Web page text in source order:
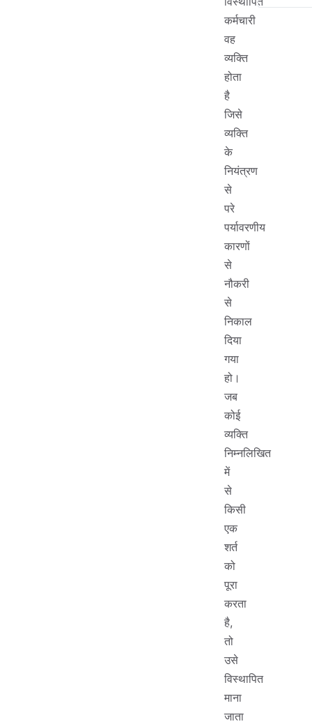
कर्मचारी
वह
व्यक्ति
होता
है
जिसे
व्यक्ति
के
नियंत्रण
से
परे
पर्यावरणीय
कारणों
से
नौकरी
से
निकाल
दिया
गया
हो।
जब
कोई
व्यक्ति
निम्नलिखित
में
से
किसी
एक
शर्त
को
पूरा
करता
है,
तो
उसे
विस्थापित
माना
जाता